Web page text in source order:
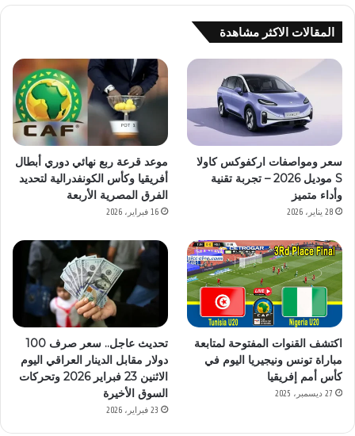
المقالات الاكثر مشاهدة
سعر ومواصفات اركفوكس كاولا
S موديل 2026 – تجربة تقنية
وأداء متميز
28 يناير، 2026
موعد قرعة ربع نهائي دوري أبطال
أفريقيا وكأس الكونفدرالية لتحديد
الفرق المصرية الأربعة
16 فبراير، 2026
اكتشف القنوات المفتوحة لمتابعة
مباراة تونس ونيجيريا اليوم في
كأس أمم إفريقيا
27 ديسمبر، 2025
تحديث عاجل.. سعر صرف 100
دولار مقابل الدينار العراقي اليوم
الاثنين 23 فبراير 2026 وتحركات
السوق الأخيرة
23 فبراير، 2026